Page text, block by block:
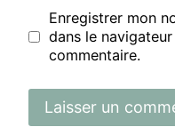
Enregistrer mon
dans le
commentaire.